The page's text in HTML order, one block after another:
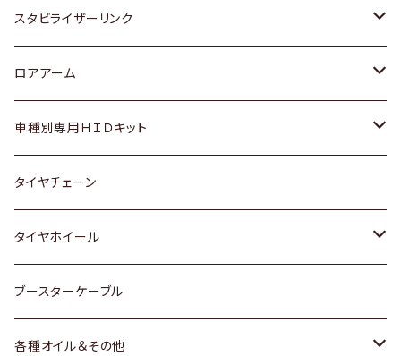
スバル
いすゞ
ダイハツ
マツダ
三菱
スバル
レクサス
スズキ
日産
ダイハツ
マツダ
三菱
スバル
ホンダ
スズキ
日産
いすゞ
ダイハツ
マツダ
三菱
トヨタ
ホンダ
スズキ
日産
ダイハツ
スバル
スタビライザーリンク
トヨタ
ホンダ
スズキ
日産
ダイハツ
マツダ
ロアアーム
ホンダ
スズキ
日産
ダイハツ
マツダ
車種別専用ＨＩＤキット
トヨタ
マツダ
タイヤチェーン
タイヤホイール
トヨタ
ホンダ
ブースターケーブル
各種オイル＆その他